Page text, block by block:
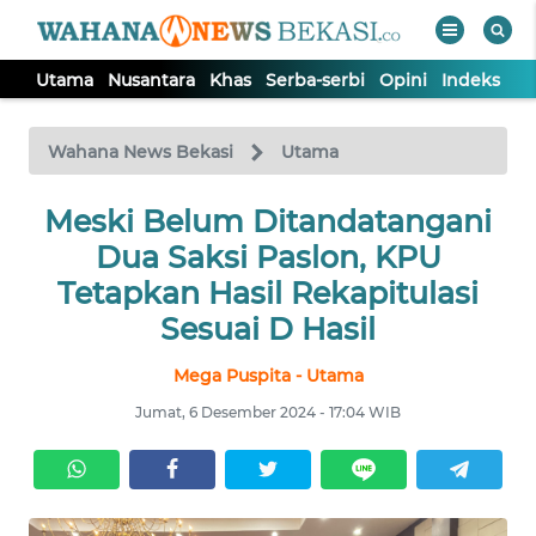
Utama Nusantara Khas Serba-serbi Opini Indeks
Wahana News Bekasi Utama
Meski Belum Ditandatangani
Dua Saksi Paslon, KPU
Tetapkan Hasil Rekapitulasi
Sesuai D Hasil
Mega Puspita - Utama
Jumat, 6 Desember 2024 - 17:04 WIB
TV
Tutup
UTAMA
NUSANTARA
SERBI
OPINI